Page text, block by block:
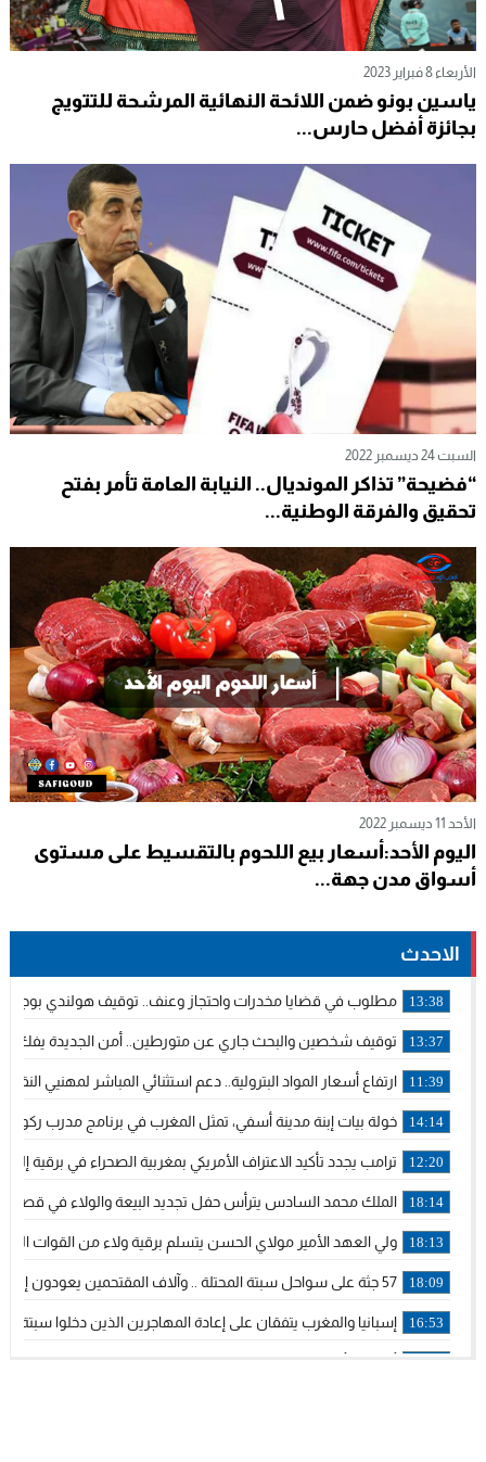
الأربعاء 8 فبراير 2023
ياسين بونو ضمن اللائحة النهائية المرشحة للتتويج
بجائزة أفضل حارس...
السبت 24 ديسمبر 2022
“فضيحة” تذاكر المونديال.. النيابة العامة تأمر بفتح
تحقيق والفرقة الوطنية...
الأحد 11 ديسمبر 2022
اليوم الأحد:أسعار بيع اللحوم بالتقسيط على مستوى
أسواق مدن جهة...
الاحدث
13:38 مطلوب في قضايا مخدرات واحتجاز وعنف.. توقيف هولندي بوجدة
13:37 توقيف شخصين والبحث جاري عن متورطين.. أمن الجديدة يفك
11:39 ارتفاع أسعار المواد البترولية.. دعم استثنائي المباشر لمهنيي
14:14 خولة بيات إبنة مدينة أسفي، تمثل المغرب في برنامج مدرب ركوب
12:20 ترامب يجدد تأكيد الاعتراف الأمريكي بمغربية الصحراء في برقية إلى
18:14 الملك محمد السادس يترأس حفل تجديد البيعة والولاء في قصر
18:13 ولي العهد الأمير مولاي الحسن يتسلم برقية ولاء من القوات
18:09 57 جثة على سواحل سبتة المحتلة .. وآلاف المقتحمين يعودون إلى المغرب
16:53 إسبانيا والمغرب يتفقان على إعادة المهاجرين الذين دخلوا سبتة